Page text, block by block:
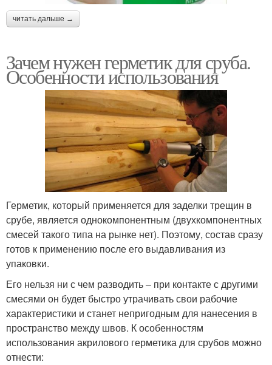
читать дальше →
Зачем нужен герметик для сруба.
Особенности использования
Герметик, который применяется для заделки трещин в
срубе, является однокомпонентным (двухкомпонентных
смесей такого типа на рынке нет). Поэтому, состав сразу
готов к применению после его выдавливания из
упаковки.
Его нельзя ни с чем разводить – при контакте с другими
смесями он будет быстро утрачивать свои рабочие
характеристики и станет непригодным для нанесения в
пространство между швов. К особенностям
использования акрилового герметика для срубов можно
отнести: